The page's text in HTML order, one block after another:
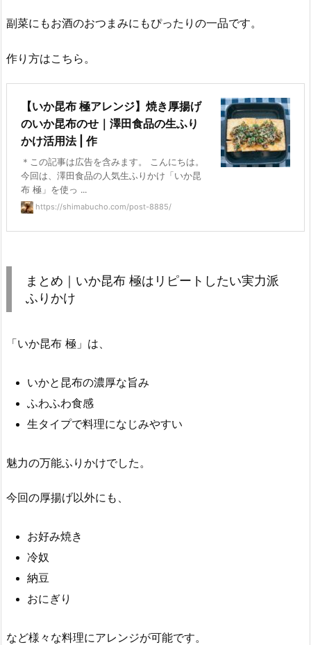
副菜にもお酒のおつまみにもぴったりの一品です。
作り方はこちら。
【いか昆布 極アレンジ】焼き厚揚げ
のいか昆布のせ｜澤田食品の生ふり
かけ活用法 | 作
＊この記事は広告を含みます。 こんにちは。
今回は、澤田食品の人気生ふりかけ「いか昆
布 極」を使っ ...
https://shimabucho.com/post-8885/
まとめ｜いか昆布 極はリピートしたい実力派
ふりかけ
「いか昆布 極」は、
いかと昆布の濃厚な旨み
ふわふわ食感
生タイプで料理になじみやすい
魅力の万能ふりかけでした。
今回の厚揚げ以外にも、
お好み焼き
冷奴
納豆
おにぎり
など様々な料理にアレンジが可能です。